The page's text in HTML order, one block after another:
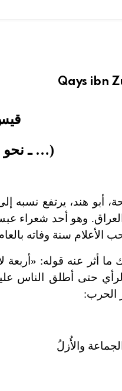
موسوعات جديدة في عام 2026
Qays ibn
(… ـ نحو 10هـ/… ـ 631م)
أبو هند، يرتفع
وهو أحد شعراء عبس
سنة وفاته
ما أثر عنه قوله:
حتى أطلق الناس
الحرب:
والأُزلُ